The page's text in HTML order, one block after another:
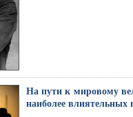
На пути к мировому
наиболее влиятельных